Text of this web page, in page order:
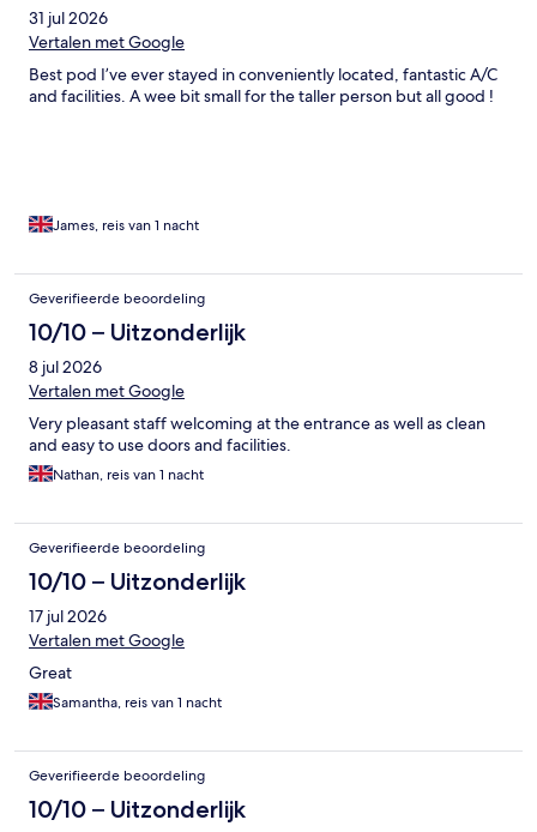
31 jul 2026
Vertalen met Google
Best pod I’ve ever stayed in conveniently located, fantastic A/C
and facilities. A wee bit small for the taller person but all good !
James, reis van 1 nacht
Geverifieerde beoordeling
10/10 – Uitzonderlijk
8 jul 2026
Vertalen met Google
Very pleasant staff welcoming at the entrance as well as clean
and easy to use doors and facilities.
Nathan, reis van 1 nacht
Geverifieerde beoordeling
10/10 – Uitzonderlijk
17 jul 2026
Vertalen met Google
Great
Samantha, reis van 1 nacht
Geverifieerde beoordeling
10/10 – Uitzonderlijk